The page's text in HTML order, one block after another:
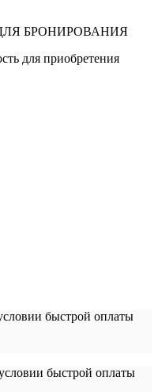
БРОНИРОВАНИЯ
для приобретения
быстрой оплаты
быстрой оплаты